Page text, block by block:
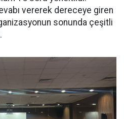
vererek dereceye giren
sonunda çeşitli